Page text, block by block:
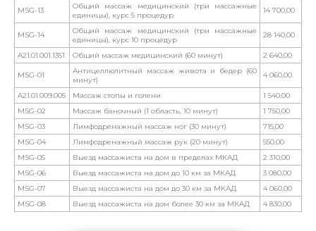
MSG-13
Общий массаж медицинский (три массажные
единицы), курс 5 процедур
14 700,00
MSG-14
Общий массаж медицинский (три массажные
единицы), курс 10 процедур
28 140,00
A21.01.001.1351 Общий массаж медицинский (60 минут) 2 640,00
MSG-01
Антицеллюлитный массаж живота и бедер (60
минут)
4 060,00
A21.01.009.005 Массаж стопы и голени
1 540,00
MSG-02
Массаж баночный (1 область, 10 минут)
1 750,00
MSG-03
Лимфодренажный массаж ног (30 минут)
715,00
MSG-04
Лимфодренажный массаж рук (20 минут)
550,00
MSG-05
Выезд массажиста на дом в пределах МКАД
2 310,00
MSG-06
Выезд массажиста на дом до 10 км за МКАД
3 080,00
MSG-07
Выезд массажиста на дом до 30 км за МКАД
4 060,00
MSG-08
Выезд массажиста на дом более 30 км за МКАД 4 830,00